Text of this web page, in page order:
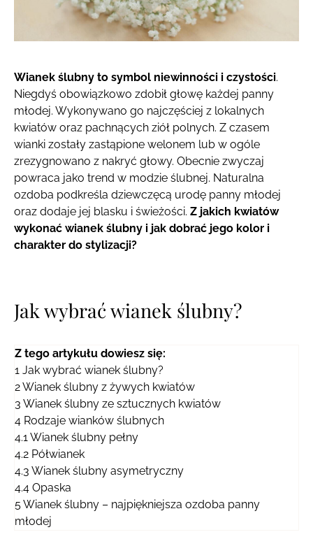
Wianek ślubny to symbol niewinności i czystości.
Niegdyś obowiązkowo zdobił głowę każdej panny
młodej. Wykonywano go najczęściej z lokalnych
kwiatów oraz pachnących ziół polnych. Z czasem
wianki zostały zastąpione welonem lub w ogóle
zrezygnowano z nakryć głowy. Obecnie zwyczaj
powraca jako trend w modzie ślubnej. Naturalna
ozdoba podkreśla dziewczęcą urodę panny młodej
oraz dodaje jej blasku i świeżości. Z jakich kwiatów
wykonać wianek ślubny i jak dobrać jego kolor i
charakter do stylizacji?
Jak wybrać wianek ślubny?
Z tego artykułu dowiesz się:
1 Jak wybrać wianek ślubny?
2Wianek ślubny z żywych kwiatów
3 Wianek ślubny ze sztucznych kwiatów
4 Rodzaje wianków ślubnych
4.1Wianek ślubny pełny
4.2 Półwianek
4.3 Wianek ślubny asymetryczny
4.4 Opaska
5Wianek ślubny – najpiękniejsza ozdoba panny
młodej